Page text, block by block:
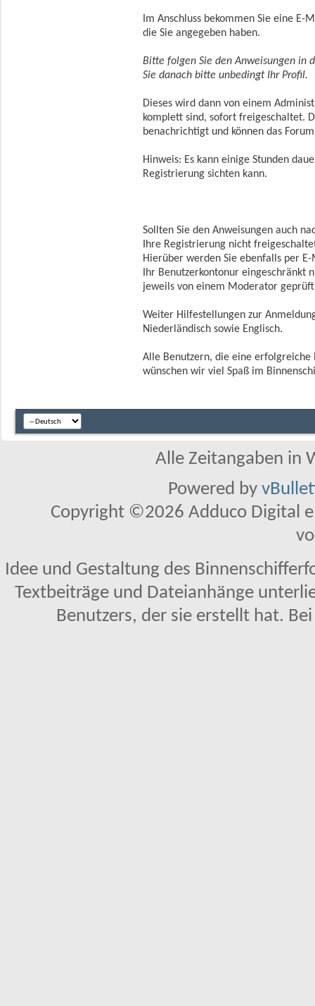
Im Anschluss bekommen Sie eine
die Sie angegeben haben.
Bitte folgen Sie den Anweisungen in
Sie danach bitte unbedingt Ihr Profil.
Dieses wird dann von einem
komplett sind, sofort freigeschaltet.
benachrichtigt und können das
Hinweis: Es kann einige Stunden
Registrierung sichten kann.
Sollten Sie den Anweisungen auch
Ihre Registrierung nicht
Hierüber werden Sie ebenfalls per
Ihr Benutzerkontonur eingeschränkt
jeweils von einem Moderator
Weiter Hilfestellungen zur
Niederländisch sowie Englisch.
Alle Benutzern, die eine erfolgreiche
wünschen wir viel Spaß im
Alle Zeitangaben in
Powered by
Copyright ©2026 Adduco Digital
Idee und Gestaltung des
Textbeiträge und Dateianhänge
Benutzers, der sie erstellt hat.